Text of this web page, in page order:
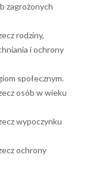
zagrożonych
rodziny,
i ochrony
społecznym.
osób w wieku
wypoczynku
ochrony